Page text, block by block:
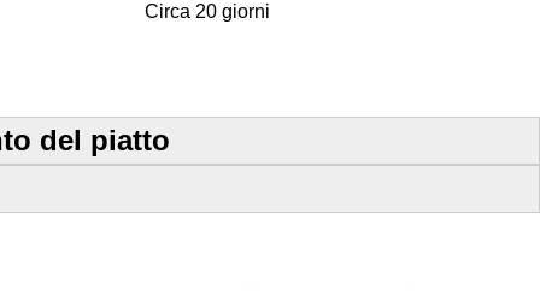
Circa 20 giorni
del piatto